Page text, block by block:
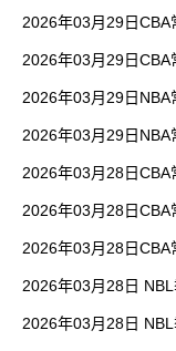
2026年03月29日
2026年03月29日
2026年03月29日
2026年03月29日
2026年03月28日
2026年03月28日
2026年03月28日
2026年03月28日
2026年03月28日